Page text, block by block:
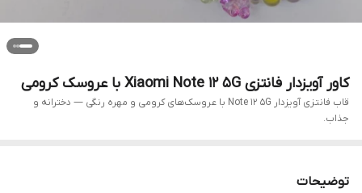
کاور آویزدار فانتزی Xiaomi Note 12 5G با عروسک کرومی
قاب فانتزی آویزدار Note 12 5G با عروسک‌های کرومی و مهره رنگی — دخترانه و
جذاب.
توضیحات